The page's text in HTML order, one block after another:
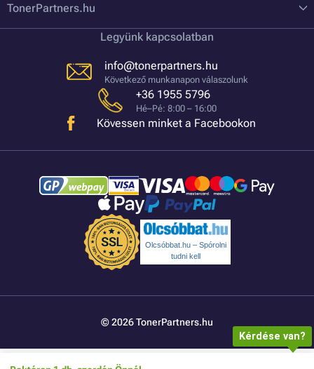
TonerPartners.hu
Legyünk kapcsolatban
info@tonerpartners.hu
Következő munkanapon válaszolunk
+36 1955 5796
Hé–Pé: 8:00 – 16:00
Kövessen minket a Facebookon
Olcsóbbat.hu – Spórolni
tudni kell
© 2026 TonerPartners.hu
Kérdése van?